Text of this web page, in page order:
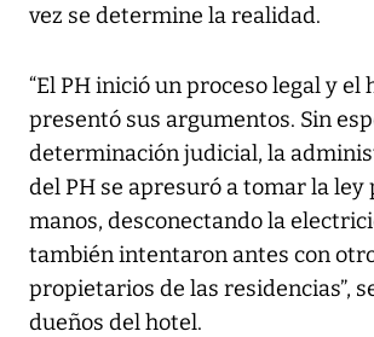
vez se determine la realidad.
“El PH inició un proceso legal y el
presentó sus argumentos. Sin
determinación judicial, la
del PH se apresuró a tomar la ley
manos, desconectando la
también intentaron antes con
propietarios de las residencias”,
dueños del hotel.